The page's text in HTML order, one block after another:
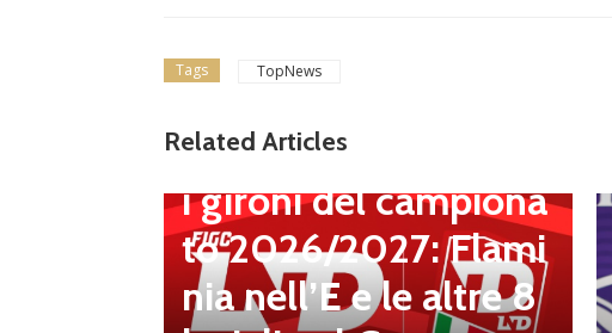
Tags TopNews
Related Articles
Serie D, ufficializzati
i gironi del campiona
to 2026/2027: Flami
nia nell’E e le altre 8